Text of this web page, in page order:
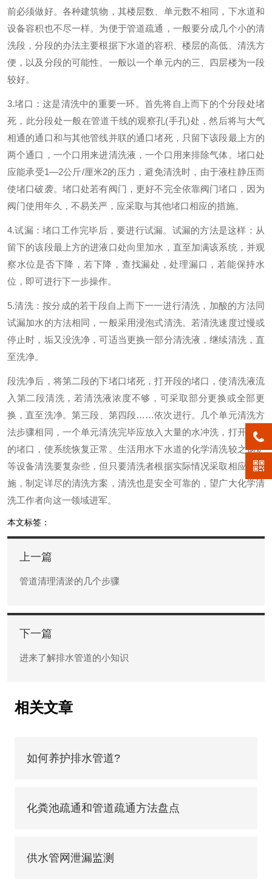
前必须做好。各种建筑物，其楼层数、单元数不相同，下水道和
设备容积也不尽一样。为便于管道疏通，一般要分成几个小的清
洗段，分段的办法主要根据下水道的容积、楼层的高低、清洗方
便，以及分段的可能性。一般以一个单元内的三、四层楼为一段
较好。
3.堵口：这是清洗中的重要一环。首先将自上而下的个分段处堵
死，此分段处一般在管道干线的观察孔(手孔)处，然后将与大气
相通的通口和与其他管线并联的通口堵死，只留下该段最上方的
两个通口，一个口用来进清洗液，一个口用来排除气体。堵口处
应能承受1—2公斤/厘米2的压力，避免清洗时，由于液柱静压而
使堵口破袭。堵口处若有阀门，更好不完全依靠阀门堵口，因为
阀门使用年久，不易关严，应采取与其他堵口相应的措施。
4.试漏：堵口工作完毕后，要进行试漏。试漏的方法是这样：从
留下的该段最上方的进液口处向里加水，直至加满该系统，并观
察水位是否下降，若下降，查找漏处，处理漏口，若能保持水
位，即可进行下一步操作。
5.清洗：按分成的若干段自上而下一一进行清洗，加酸的方法同
试漏加水的方法相同，一般采用浸泡式清洗。若清洗速度过慢或
停止时，垢又没洗净，可适当更换一部分清洗液，继续清洗，直
至洗净。
段洗净后，将第二段的下堵口堵死，打开段的堵口，使清洗液流
入第二段清洗，若清洗液浓度不够，可采取部分更换或全部更
换，直至洗净。第三段、第四段……依次进行。几个单元清洗方
法步骤相同，一个单元清洗完毕应放入大量的水冲洗，打开所有
的堵口，使系统恢复正常。生活用水下水道的化学清洗较之锅炉
等设备清洗要复杂些，但只要清洗者根据实际情况采取相应的措
施，制定详尽的清洗方案，清洗也是安全可靠的，望广大化学清
洗工作者向这一领域进军。
本文标签：
上一篇
管道清理清淤的几个步骤
下一篇
进来了解排水管道的小知识
相关文章
如何养护排水管道?
化粪池疏通和管道疏通方法盘点
供水管网泄漏监测